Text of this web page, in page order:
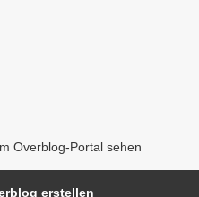
Overblog-Portal sehen
erstellen